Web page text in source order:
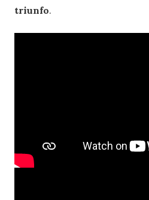
triunfo.